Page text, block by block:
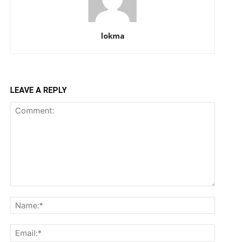
lokma
LEAVE A REPLY